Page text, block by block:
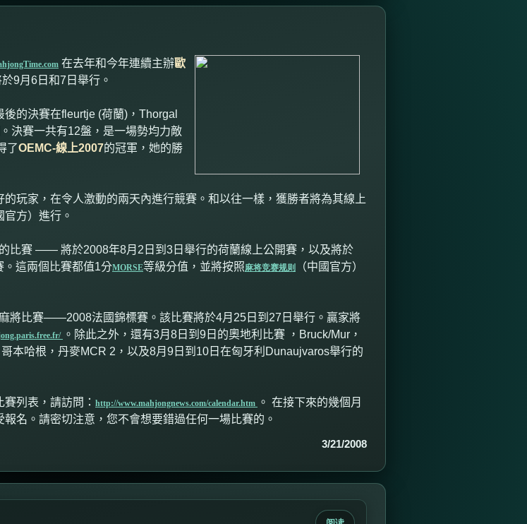
在去年和今年連續主辦歐
於9月 6 日和7 日舉行。
後的決賽在fleurtje (荷蘭) ， Thorgal
決賽一共有12盤，是一場勢均力敵
了OEMC-線上2007的冠軍，她的勝
的玩家，在令人激動的兩天內進行競賽。和以往一樣，獲勝者將為其線上
官方）進行。
的比賽 —— 將於2008年8月 2 日到 3 日舉行的荷蘭線上公開賽，以及將於
。這兩個比賽都值1分MORSE等級分值，並將按照麻将竞赛规则
（中國官方）
麻將比賽——2008法國錦標賽。該比賽將於4月 25 日到 27 日舉行。贏家將
。除此之外，還有3月 8 日到 9 日的奧地利比賽 ， Bruck/Mur ，
本哈根，丹麥MCR 2 ，以及8月 9 日到 10 日在匈牙利 Dunaujvaros舉行的
列表，請訪問： http://www.mahjongnews.com/calendar.htm 。 在接下來的幾個月
報名。請密切注意，您不會想要錯過任何一場比賽的。
3/21/2008